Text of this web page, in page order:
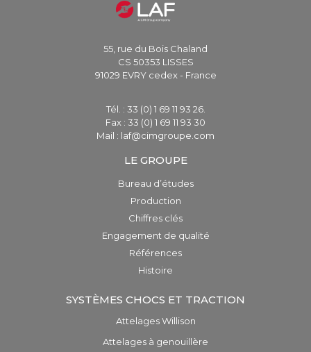
55, rue du Bois Chaland
CS 50353 LISSES
91029 EVRY cedex - France
Tél. : 33 (0) 1 69 11 93 26.
Fax : 33 (0) 1 69 11 93 30
Mail : laf@cimgroupe.com
LE GROUPE
Bureau d’études
Production
Chiffres clés
Engagement de qualité
Références
Histoire
SYSTÈMES CHOCS ET TRACTION
Attelages Willison
Attelages à genouillère